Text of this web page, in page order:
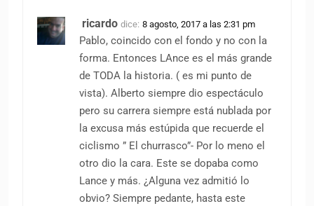
ricardo dice: 8 agosto, 2017 a las 2:31 pm
Pablo, coincido con el fondo y no con la
forma. Entonces LAnce es el más grande
de TODA la historia. ( es mi punto de
vista). Alberto siempre dio espectáculo
pero su carrera siempre está nublada por
la excusa más estúpida que recuerde el
ciclismo ” El churrasco”- Por lo meno el
otro dio la cara. Este se dopaba como
Lance y más. ¿Alguna vez admitió lo
obvio? Siempre pedante, hasta este